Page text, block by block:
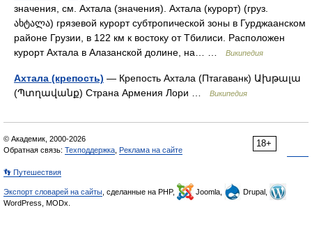
значения, см. Ахтала (значения). Ахтала (курорт) (груз.
ახტალა) грязевой курорт субтропической зоны в Гурджаанском
районе Грузии, в 122 км к востоку от Тбилиси. Расположен
курорт Ахтала в Алазанской долине, на… …
Википедия
Ахтала (крепость) — Крепость Ахтала (Птагаванк) Ախթալա
(Պտղավանք) Страна Армения Лори …
Википедия
18+
© Академик, 2000-2026
Обратная связь: Техподдержка Реклама на сайте
👣 Путешествия
Экспорт словарей на сайты , сделанные на PHP, Joomla,
Drupal,
WordPress, MODx.